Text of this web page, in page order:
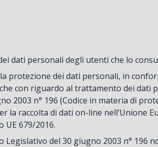
dati personali degli utenti che lo
protezione dei dati personali, in
con riguardo al trattamento dei dati
2003 n° 196 (Codice in materia di
la raccolta di dati on-line nell’Unione
UE 679/2016.
del 30 giugno 2003 n° 196